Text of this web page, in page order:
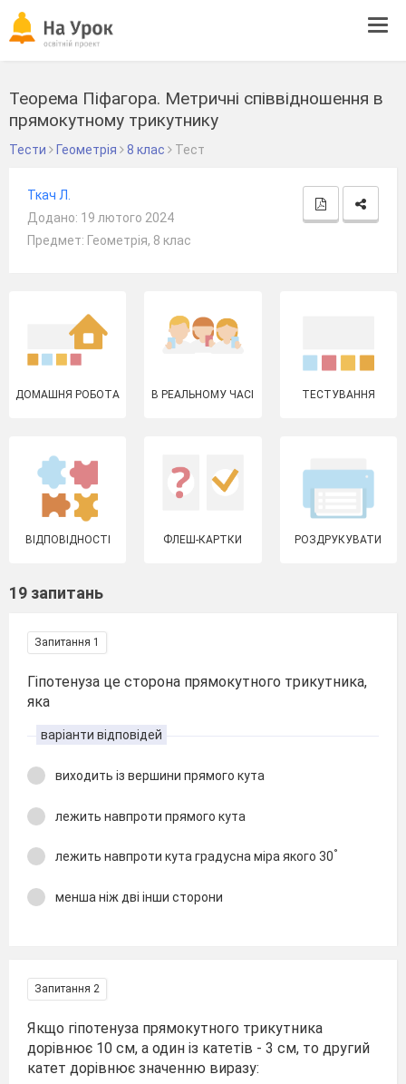
Теорема Піфагора. Метричні співвідношення в
прямокутному трикутнику
Тести Геометрія 8 клас Тест
Ткач Л.
Додано: 19 лютого 2024
Предмет: Геометрія, 8 клас
ДОМАШНЯ РОБОТА В РЕАЛЬНОМУ ЧАСІ ТЕСТУВАННЯ
ВІДПОВІДНОСТІ ФЛЕШ-КАРТКИ РОЗДРУКУВАТИ
19 запитань
Запитання 1
Гіпотенуза це сторона прямокутного трикутника,
яка
варіанти відповідей
виходить із вершини прямого кута
лежить навпроти прямого кута
лежить навпроти кута градусна міра якого 30°
менша ніж дві інши сторони
Запитання 2
Якщо гіпотенуза прямокутного трикутника
дорівнює 10 см, а один із катетів - 3 см, то другий
катет дорівнює значенню виразу: